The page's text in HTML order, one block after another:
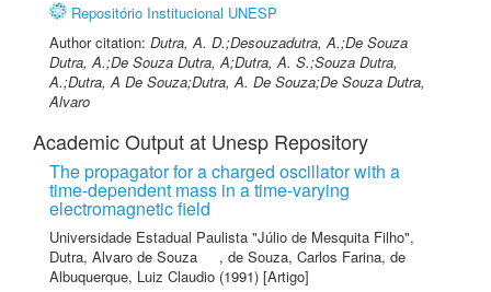
Repositório Institucional UNESP
Author citation: Dutra, A. D.;Desouzadutra, A.;De Souza
Dutra, A.;De Souza Dutra, A;Dutra, A. S.;Souza Dutra,
A.;Dutra, A De Souza;Dutra, A. De Souza;De Souza Dutra,
Alvaro
Academic Output at Unesp Repository
The propagator for a charged oscillator with a
time-dependent mass in a time-varying
electromagnetic field
Universidade Estadual Paulista "Júlio de Mesquita Filho",
Dutra, Alvaro de Souza
, de Souza, Carlos Farina, de
Albuquerque, Luiz Claudio (1991) [Artigo]